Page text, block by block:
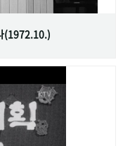
(1972.10.)